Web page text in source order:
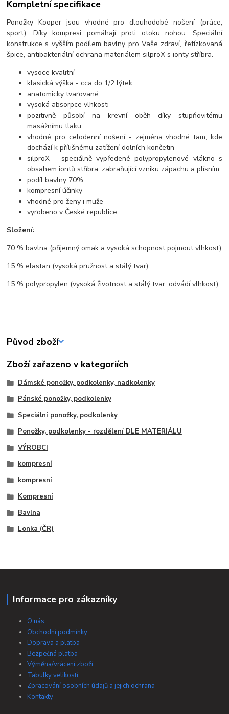
Kompletní specifikace
Ponožky Kooper jsou vhodné pro dlouhodobé nošení (práce,
sport). Díky kompresi pomáhají proti otoku nohou. Speciální
konstrukce s vyšším podílem bavlny pro Vaše zdraví, řetízkovaná
špice, antibakteriální ochrana materiálem silproX s ionty stříbra.
vysoce kvalitní
klasická výška - cca do 1/2 lýtek
anatomicky tvarované
vysoká absorpce vlhkosti
pozitivně působí na krevní oběh díky stupňovitému
masážnímu tlaku
vhodné pro celodenní nošení - zejména vhodné tam, kde
dochází k přílišnému zatížení dolních končetin
silproX - speciálně vypředené polypropylenové vlákno s
obsahem iontů stříbra, zabraňující vzniku zápachu a plísním
podíl bavlny 70%
kompresní účinky
vhodné pro ženy i muže
vyrobeno v České republice
Složení:
70 % bavlna (příjemný omak a vysoká schopnost pojmout vlhkost)
15 % elastan (vysoká pružnost a stálý tvar)
15 % polypropylen (vysoká životnost a stálý tvar, odvádí vlhkost)
Původ zboží
Zboží zařazeno v kategoriích
Dámské ponožky, podkolenky, nadkolenky
Pánské ponožky, podkolenky
Speciální ponožky, podkolenky
Ponožky, podkolenky - rozdělení DLE MATERIÁLU
VÝROBCI
kompresní
kompresní
Kompresní
Bavlna
Lonka (ČR)
Informace pro zákazníky
O nás
Obchodní podmínky
Doprava a platba
Bezpečná platba
Výměna/vrácení zboží
Tabulky velikostí
Zpracování osobních údajů a jejich ochrana
Kontakty